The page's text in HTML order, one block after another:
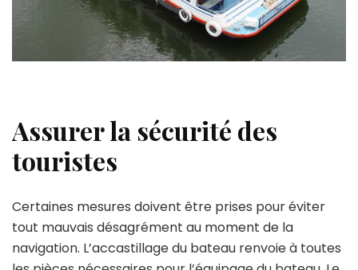
Assurer la sécurité des
touristes
Certaines mesures doivent être prises pour éviter
tout mauvais désagrément au moment de la
navigation. L’accastillage du bateau renvoie à toutes